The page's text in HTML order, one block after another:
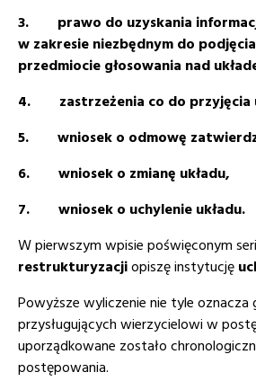
3. prawo do uzyskania
w zakresie niezbędnym do
przedmiocie głosowania nad
4. zastrzeżenia co do przyjęcia
5. wniosek o odmowę
6. wniosek o zmianę układu,
7. wniosek o uchylenie układu.
W pierwszym wpisie poświęconym
restrukturyzacjiopiszę instytucję
Powyższe wyliczenie nie tyle oznacza
przysługujących wierzycielowi w
uporządkowane zostało
postępowania.